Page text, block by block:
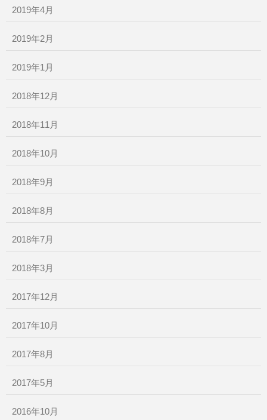
2019年4月
2019年2月
2019年1月
2018年12月
2018年11月
2018年10月
2018年9月
2018年8月
2018年7月
2018年3月
2017年12月
2017年10月
2017年8月
2017年5月
2016年10月